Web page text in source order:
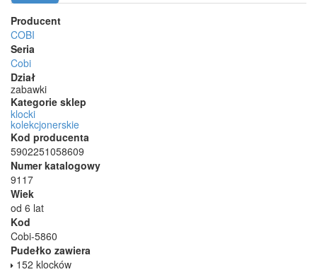
Producent
COBI
Seria
Cobi
Dział
zabawki
Kategorie sklep
klocki
kolekcjonerskie
Kod producenta
5902251058609
Numer katalogowy
9117
Wiek
od 6 lat
Kod
Cobi-5860
Pudełko zawiera
152 klocków